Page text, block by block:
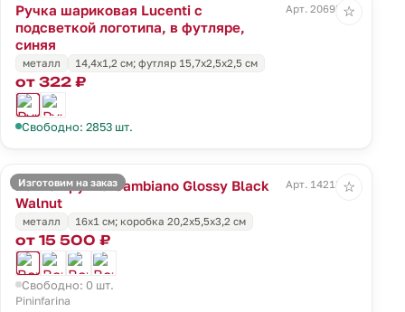
Ручка шариковая Lucenti с
подсветкой логотипа, в футляре,
синяя
Арт. 20695.40
металл 14,4х1,2 см; футляр 15,7х2,5х2,5 см
от 322 ₽
Свободно: 2853 шт.
☆
Изготовим на заказ
Вечная ручка Cambiano Glossy Black
Walnut
Арт. 14218.35
металл 16x1 cм; коробка 20,2х5,5х3,2 см
от 15 500 ₽
Свободно: 0 шт.
Pininfarina
☆